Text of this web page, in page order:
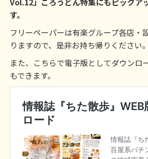
す。
フリーペーパーは有楽グループ各店・
りますので、是非お持ち帰りください。
また、こちらで電子版としてダウンロ
もできます。